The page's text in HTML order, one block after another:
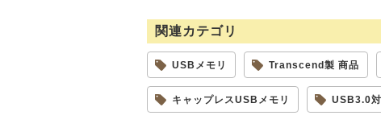
関連カテゴリ
USBメモリ Transcend製 商品
キャップレスUSBメモリ USB3.0